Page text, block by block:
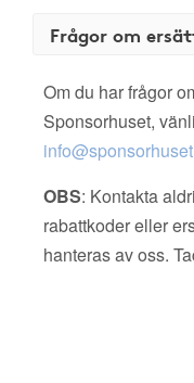
Frågor om
Om du har frågor
Sponsorhuset,
OBS: Kontakta
rabattkoder eller
hanteras av oss.